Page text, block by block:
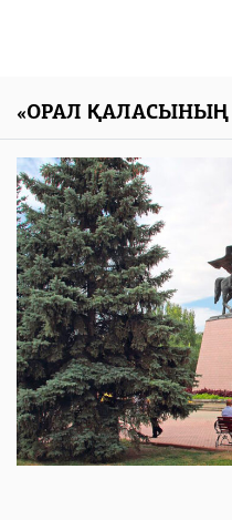
«ОРАЛ ҚАЛАСЫНЫҢ